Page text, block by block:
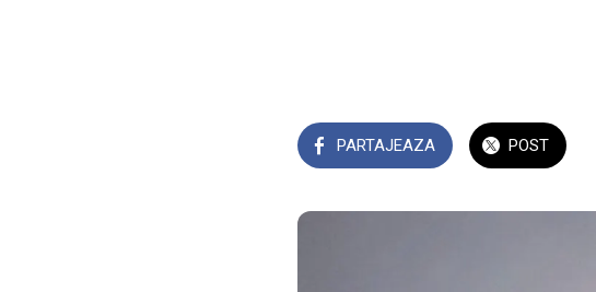
PARTAJEAZA POST